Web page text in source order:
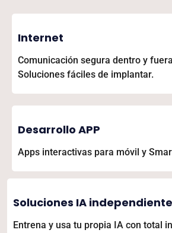
Internet
Comunicación segura dentro y
Soluciones fáciles de implantar.
Desarrollo APP
Apps interactivas para móvil y
Soluciones IA
Entrena y usa tu propia IA con total